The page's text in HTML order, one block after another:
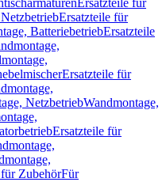
Ersatzteile für
Ersatzteile für
BatteriebetriebErsatzteile
Ersatzteile für
NetzbetriebWandmontage,
Ersatzteile für
ZubehörFür